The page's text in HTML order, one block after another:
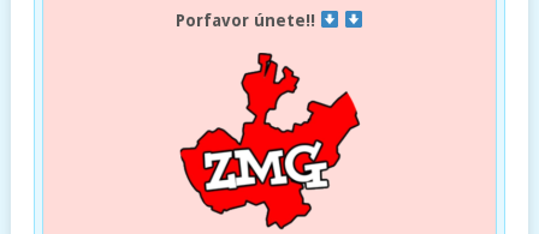
Porfavor únete!!